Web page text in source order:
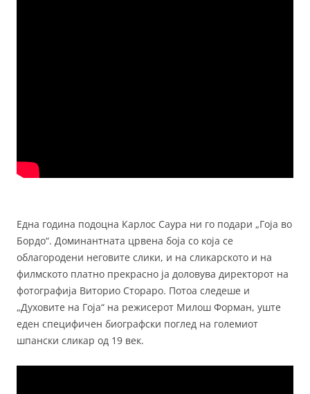
Една година подоцна Карлос Саура ни го подари „Гоја во
Бордо“. Доминантната црвена боја со која се
облагородени неговите слики, и на сликарското и на
филмското платно прекрасно ја доловува директорот на
фотографија Виторио Стораро. Потоа следеше и
„Духовите на Гоја“ на режисерот Милош Форман, уште
еден специфичен биографски поглед на големиот
шпански сликар од 19 век.